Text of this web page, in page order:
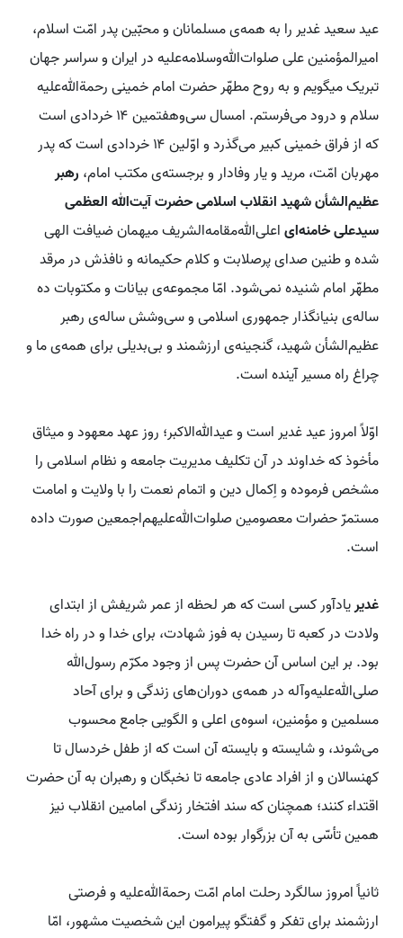
عید سعید غدیر را به همه‌ی مسلمانان و محبّین پدر امّت اسلام،
امیرالمؤمنین علی صلوات‌الله‌وسلامه‌علیه در ایران و سراسر جهان
تبریک میگویم و به روح مطهّر حضرت امام خمینی رحمة‌الله‌علیه
سلام و درود می‌فرستم. امسال سی‌وهفتمین ۱۴ خردادی است
که از فراق خمینی کبیر می‌گذرد و اوّلین ۱۴ خردادی است که پدر
مهربان امّت، مرید و یار وفادار و برجسته‌ی مکتب امام، رهبر
عظیم‌الشأن شهید انقلاب اسلامی حضرت آیت‌الله العظمی
سیدعلی خامنه‌ایاعلی‌الله‌مقامه‌الشریف میهمان ضیافت الهی
شده و طنین صدای پرصلابت و کلام حکیمانه و نافذش در مرقد
مطهّر امام شنیده نمی‌شود. امّا مجموعه‌ی بیانات و مکتوبات ده‌
ساله‌ی بنیانگذار جمهوری اسلامی و سی‌وشش‌ ساله‌ی رهبر
عظیم‌الشأن شهید، گنجینه‌ی ارزشمند و بی‌بدیلی برای همه‌ی ما و
چراغ راه مسیر آینده است.
اوّلاً امروز عید غدیر است و عیدالله‌الاکبر؛ روز عهد معهود و میثاق
مأخوذ که خداوند در آن تکلیف مدیریت جامعه و نظام اسلامی را
مشخص فرموده و اِکمال دین و اتمام نعمت را با ولایت و امامت
مستمرّ حضرات معصومین صلوات‌الله‌علیهم‌اجمعین صورت داده
است.
غدیریادآور کسی است که هر لحظه از عمر شریفش از ابتدای
ولادت در کعبه تا رسیدن به فوز شهادت، برای خدا و در راه خدا
بود. بر این اساس آن حضرت پس از وجود مکرّم رسول‌الله
صلی‌الله‌علیه‌وآله در همه‌ی دوران‌های زندگی و برای آحاد
مسلمین و مؤمنین، اسوه‌ی اعلی و الگویی جامع محسوب
می‌شوند، و شایسته و بایسته آن است که از طفل خردسال تا
کهنسالان و از افراد عادی جامعه تا نخبگان و رهبران به آن حضرت
اقتداء کنند؛ همچنان که سند افتخار زندگی امامین انقلاب نیز
همین تأسّی به آن بزرگوار بوده است.
ثانیاً امروز سالگرد رحلت امام امّت رحمة‌الله‌علیه و فرصتی
ارزشمند برای تفکر و گفتگو پیرامون این شخصیت مشهور، امّا